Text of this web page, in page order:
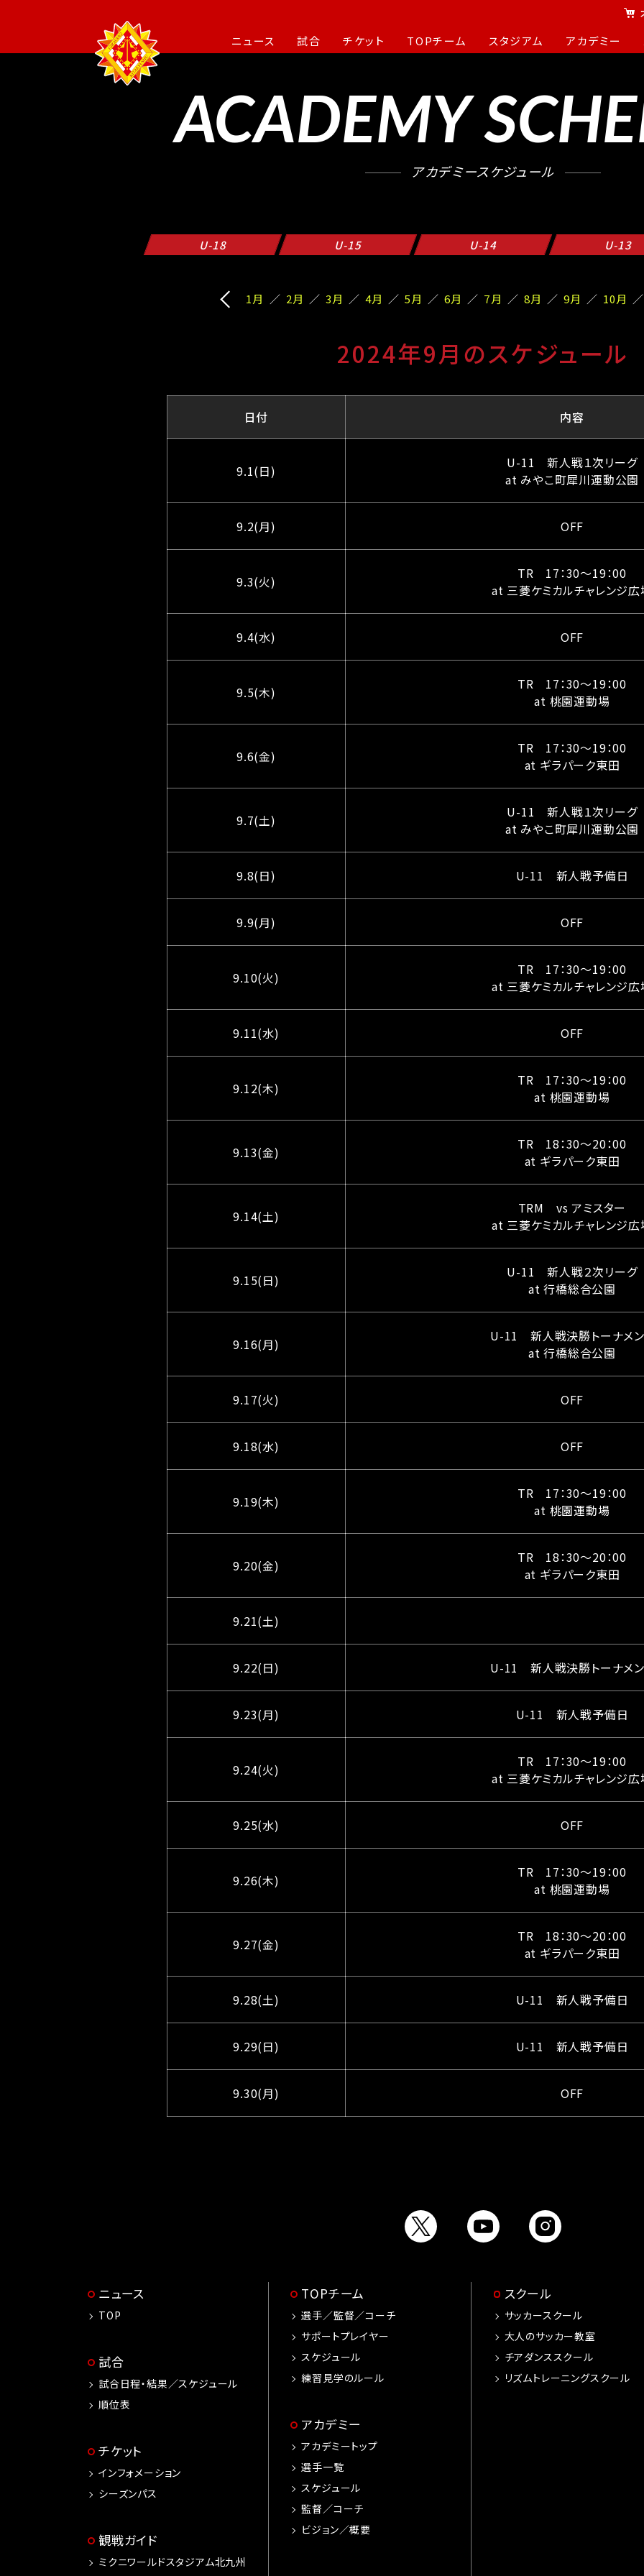
ニュース 試合 チケット TOPチーム スタジアム アカデミー
ACADEMY
アカデミースケジュール
U-18 U-15 U-14 U-13
1月 2月 3月 4月 5月 6月 7月 8月 9月 10月
2024年9月のスケジュール
日付 内容
9.1(日)
U-11 新人戦１次リーグ
at みやこ町犀川運動公園
9.2(月) OFF
9.3(火)
TR 17：30〜19：00
at 三菱ケミカルチャレンジ
9.4(水) OFF
9.5(木)
TR 17：30〜19：00
at 桃園運動場
9.6(金)
TR 17：30〜19：00
at ギラパーク東田
9.7(土)
U-11 新人戦１次リーグ
at みやこ町犀川運動公園
9.8(日) U-11 新人戦予備日
9.9(月) OFF
9.10(火)
TR 17：30〜19：00
at 三菱ケミカルチャレンジ
9.11(水) OFF
9.12(木)
TR 17：30〜19：00
at 桃園運動場
9.13(金)
TR 18：30〜20：00
at ギラパーク東田
9.14(土)
TRM vs アミスター
at 三菱ケミカルチャレンジ
9.15(日)
U-11 新人戦２次リーグ
at 行橋総合公園
9.16(月)
U-11 新人戦決勝トーナメ
at 行橋総合公園
9.17(火) OFF
9.18(水) OFF
9.19(木)
TR 17：30〜19：00
at 桃園運動場
9.20(金)
TR 18：30〜20：00
at ギラパーク東田
9.21(土)
9.22(日) U-11 新人戦決勝トーナメ
9.23(月) U-11 新人戦予備日
9.24(火)
TR 17：30〜19：00
at 三菱ケミカルチャレンジ
9.25(水) OFF
9.26(木)
TR 17：30〜19：00
at 桃園運動場
9.27(金)
TR 18：30〜20：00
at ギラパーク東田
9.28(土) U-11 新人戦予備日
9.29(日) U-11 新人戦予備日
9.30(月) OFF
ニュース
TOP
試合
試合日程・結果／スケジュール
順位表
チケット
インフォメーション
シーズンパス
観戦ガイド
ミクニワールドスタジアム北九州
TOPチーム
選手／監督／コーチ
サポートプレイヤー
スケジュール
練習見学のルール
アカデミー
アカデミートップ
選手一覧
スケジュール
監督／コーチ
ビジョン／概要
スクール
サッカースクール
大人のサッカー教室
チアダンススクール
リズムトレーニングスクール